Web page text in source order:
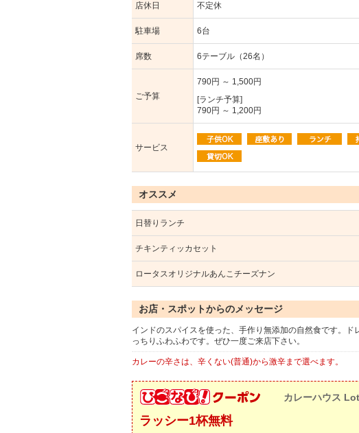
店休日 不定休
駐車場 6台
席数 6テーブル（26名）
ご予算
790円 ～ 1,500円
[ランチ予算]
790円 ～ 1,200円
サービス
オススメ
日替りランチ
チキンティッカセット
ロータスオリジナルあんこチーズナン
お店・スポットからのメッセージ
インドのスパイスを使った、手作り無添加の自然食です。
っちりふわふわです。ぜひ一度ご来店下さい。
カレーの辛さは、辛くない(普通)から激辛まで選べます。
カレーハウス
ラッシー1杯無料